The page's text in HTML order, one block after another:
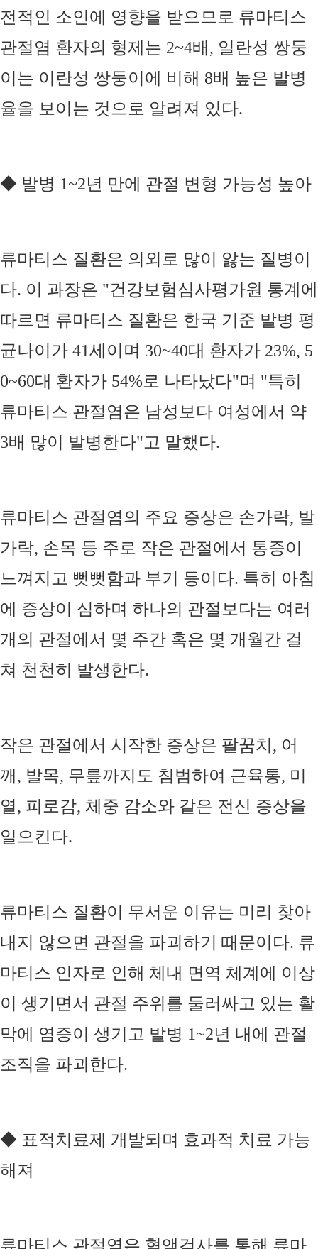
전적인 소인에 영향을 받으므로 류마티스
관절염 환자의 형제는 2~4배 , 일란성 쌍둥
이는 이란성 쌍둥이에 비해 8배 높은 발병
율을 보이는 것으로 알려져 있다.
◆ 발병 1~2년 만에 관절 변형 가능성 높아
류마티스 질환은 의외로 많이 앓는 질병이
다. 이 과장은 "건강보험심사평가원 통계에
따르면 류마티스 질환은 한국 기준 발병 평
균나이가 41세이며 30~40대 환자가 23%, 5
0~60대 환자가 54%로 나타났다"며 "특히
류마티스 관절염은 남성보다 여성에서 약
3배 많이 발병한다"고 말했다.
류마티스 관절염의 주요 증상은 손가락, 발
가락, 손목 등 주로 작은 관절에서 통증이
느껴지고 뻣뻣함과 부기 등이다. 특히 아침
에 증상이 심하며 하나의 관절보다는 여러
개의 관절에서 몇 주간 혹은 몇 개월간 걸
쳐 천천히 발생한다.
작은 관절에서 시작한 증상은 팔꿈치 , 어
깨 , 발목, 무릎까지도 침범하여 근육통, 미
열, 피로감, 체중 감소와 같은 전신 증상을
일으킨다.
류마티스 질환이 무서운 이유는 미리 찾아
내지 않으면 관절을 파괴하기 때문이다. 류
마티스 인자로 인해 체내 면역 체계에 이상
이 생기면서 관절 주위를 둘러싸고 있는 활
막에 염증이 생기고 발병 1~2년 내에 관절
조직을 파괴한다.
◆ 표적치료제 개발되며 효과적 치료 가능
해져